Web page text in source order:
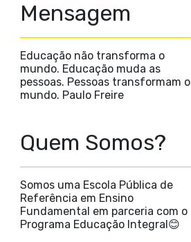
Mensagem
Educação não transforma o
mundo. Educação muda as
pessoas. Pessoas transformam o
mundo. Paulo Freire
Quem Somos?
Somos uma Escola Pública de
Referência em Ensino
Fundamental em parceria com o
Programa Educação Integral😊